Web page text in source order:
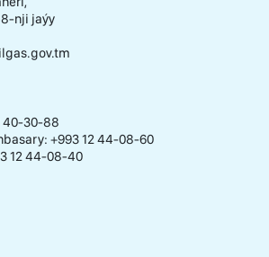
nji jaýy
40-30-88
+993 12 44-08-60
12 44-08-40